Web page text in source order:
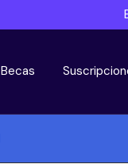
Becas